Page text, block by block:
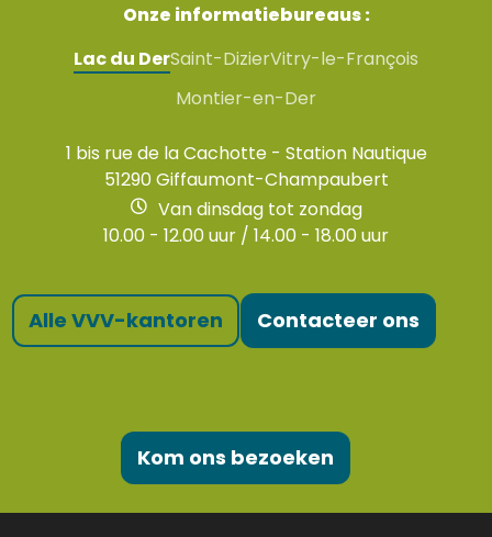
Onze informatiebureaus :
Lac du DerSaint-DizierVitry-le-François
Montier-en-Der
1 bis rue de la Cachotte - Station Nautique
51290 Giffaumont-Champaubert
Van dinsdag tot zondag
10.00 - 12.00 uur / 14.00 - 18.00 uur
Alle VVV-kantoren Contacteer ons
Kom ons bezoeken